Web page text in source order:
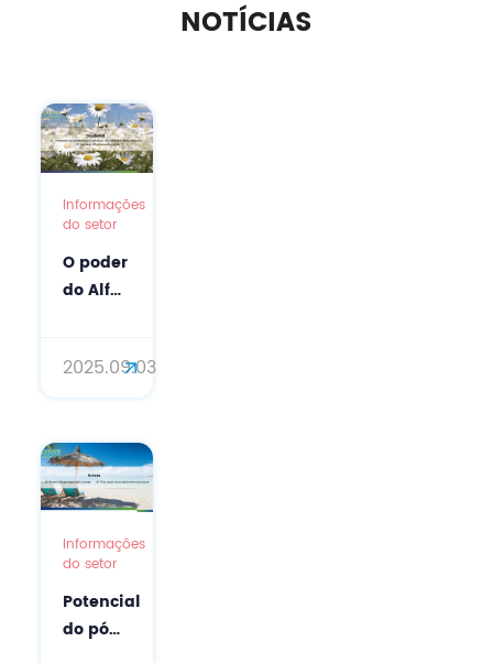
NOTÍCIAS
Informações
do setor
O poder
do Alfa
pele
26-1):
um
guia
completo
2025.09.03
Informações
do setor
Potencial
do pó